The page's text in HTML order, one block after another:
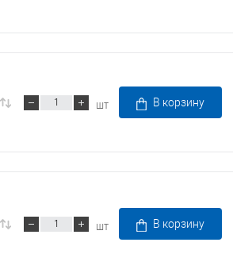
шт В корзину
шт В корзину